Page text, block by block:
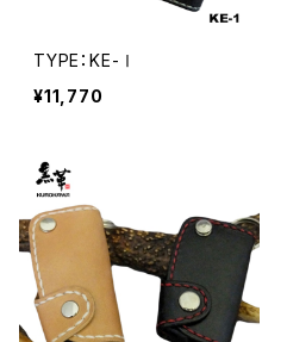
TYPE：KE-Ⅰ
¥11,770